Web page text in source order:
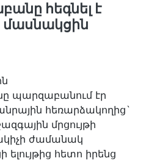
հեգնել է
մասնակցին
պարզաբանում էր
հեռարձակողից`
մրցույթի
ժամանակ
հետո իրենց